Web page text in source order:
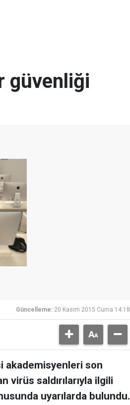
güvenliği
Güncelleme: 20 Kasım 2015 Cuma 14:18
akademisyenleri son
virüs saldırılarıyla ilgili
uyarılarda bulundu.